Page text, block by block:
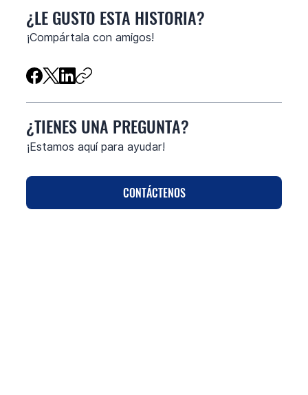
¿LE GUSTO ESTA HISTORIA?
​¡Compártala con amigos!
¿TIENES UNA PREGUNTA?
¡Estamos aquí para ayudar!
CONTÁCTENOS